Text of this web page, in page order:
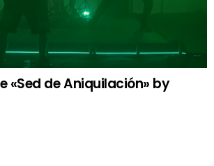
«Sed de Aniquilación» by